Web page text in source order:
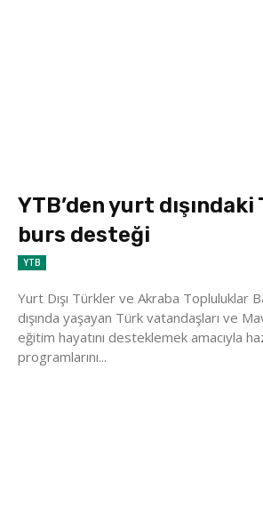
YTB’den yurt
burs desteği
YTB
Yurt Dışı Türkler ve Akraba Topluluklar
dışında yaşayan Türk vatandaşları ve
eğitim hayatını desteklemek amacıyla
programlarını...